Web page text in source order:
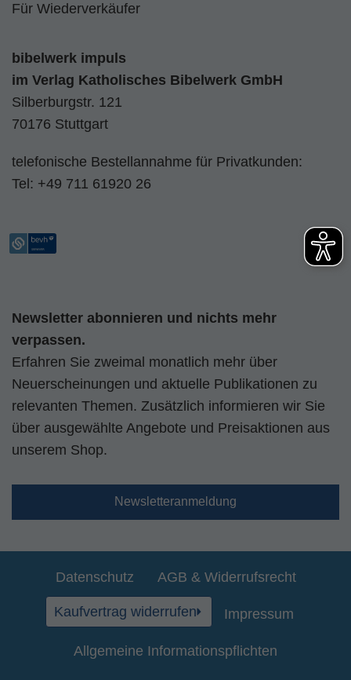
Für Wiederverkäufer
bibelwerk impuls
im Verlag Katholisches Bibelwerk GmbH
Silberburgstr. 121
70176 Stuttgart
telefonische Bestellannahme für Privatkunden:
Tel: +49 711 61920 26
Newsletter abonnieren und nichts mehr
verpassen.
Erfahren Sie zweimal monatlich mehr über
Neuerscheinungen und aktuelle Publikationen zu
relevanten Themen. Zusätzlich informieren wir Sie
über ausgewählte Angebote und Preisaktionen aus
unserem Shop.
Newsletteranmeldung
Datenschutz AGB & Widerrufsrecht
Kaufvertrag widerrufen Impressum
Allgemeine Informationspflichten